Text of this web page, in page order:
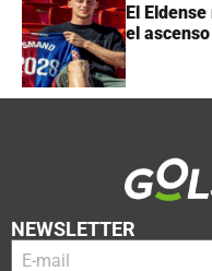
El
el ascenso
NEWSLETTER